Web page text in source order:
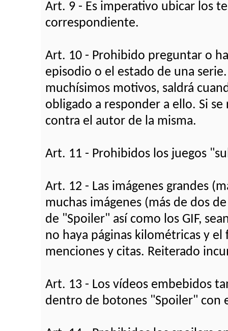
Art. 9 - Es imperativo ubicar los
correspondiente.
Art. 10 - Prohibido preguntar o
episodio o el estado de una
muchísimos motivos, saldrá
obligado a responder a ello. Si
contra el autor de la misma.
Art. 11 - Prohibidos los juegos
Art. 12 - Las imágenes grandes
muchas imágenes (más de dos
de "Spoiler" así como los GIF,
no haya páginas kilométricas y
menciones y citas. Reiterado
Art. 13 - Los vídeos embebidos
dentro de botones "Spoiler" con